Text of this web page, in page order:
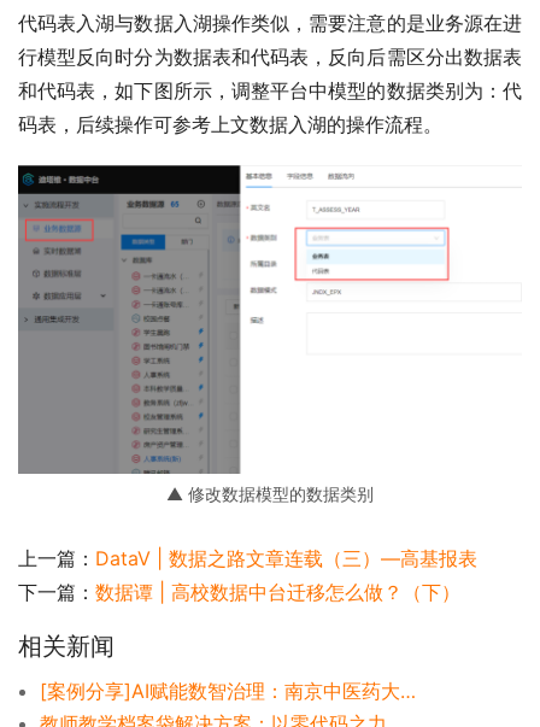
代码表入湖与数据入湖操作类似，需要注意的是业务源在进
行模型反向时分为数据表和代码表，反向后需区分出数据表
和代码表，如下图所示，调整平台中模型的数据类别为：代
码表，后续操作可参考上文数据入湖的操作流程。
▲ 修改数据模型的数据类别
上一篇： DataV | 数据之路文章连载（三）—高基报表
下一篇： 数据谭 | 高校数据中台迁移怎么做？（下）
相关新闻
[案例分享]AI赋能数智治理：南京中医药大学的业数融合校园服务新范式